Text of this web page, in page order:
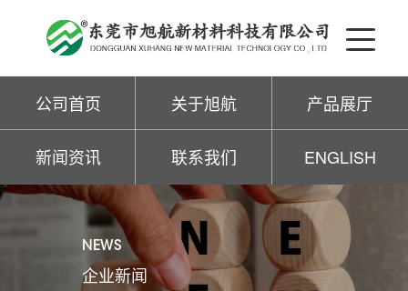
公司首页 关于旭航 产品展厅
新闻资讯 联系我们 ENGLISH
NEWS
企业新闻